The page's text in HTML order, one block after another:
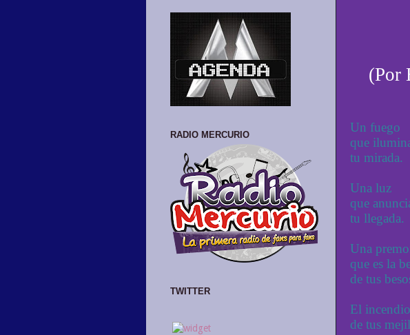
(Por
Un fuego
que
tu mirada.
Una luz
que
tu llegada.
Una
que es la
de tus
El incendio
de tus
RADIO MERCURIO
TWITTER